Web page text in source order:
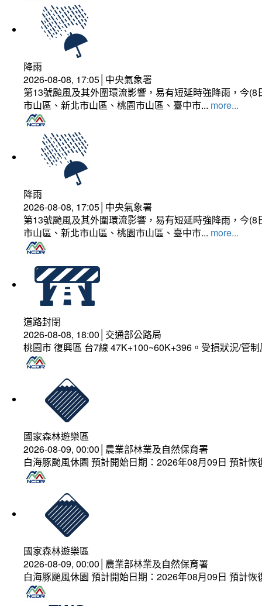
降雨
2026-08-08, 17:05│中央氣象署
第13號颱風及其外圍環流影響，易有短延時強降雨，今
市山區、新北市山區、桃園市山區、臺中市... more...
降雨
2026-08-08, 17:05│中央氣象署
第13號颱風及其外圍環流影響，易有短延時強降雨，今
市山區、新北市山區、桃園市山區、臺中市... more...
道路封閉
2026-08-08, 18:00│交通部公路局
桃園市 復興區 台7線 47K+100~60K+396。受損狀況/管
國家森林遊樂區
2026-08-09, 00:00│農業部林業及自然保育署
白海豚颱風休園 預計開始日期：2026年08月09日 預計
國家森林遊樂區
2026-08-09, 00:00│農業部林業及自然保育署
白海豚颱風休園 預計開始日期：2026年08月09日 預計